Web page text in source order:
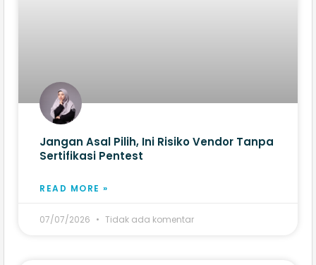
Jangan Asal Pilih, Ini Risiko Vendor Tanpa
Sertifikasi Pentest
READ MORE »
07/07/2026 Tidak ada komentar